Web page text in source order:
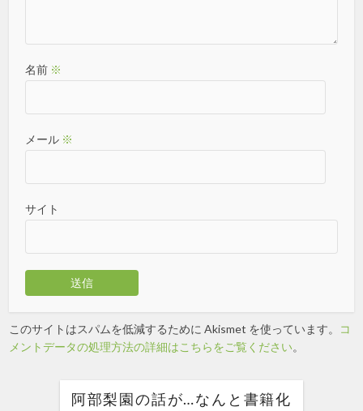
名前 ※
メール ※
サイト
このサイトはスパムを低減するために Akismet を使っています。
コ
メントデータの処理方法の詳細はこちらをご覧ください。
阿部梨園の話が…なんと書籍化